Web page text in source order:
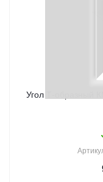
Угол Т-образный